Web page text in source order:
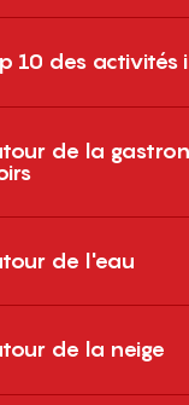
10 des activités
de la
de l'eau
de la neige